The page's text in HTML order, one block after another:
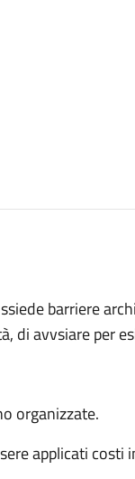
barriere
di avvsiare per
organizzate.
applicati costi